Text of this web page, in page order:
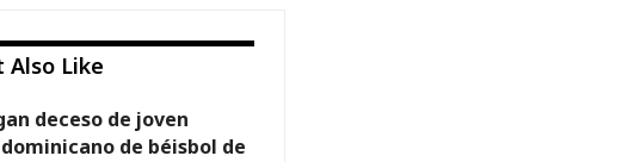
Also Like
deceso de joven
de béisbol de